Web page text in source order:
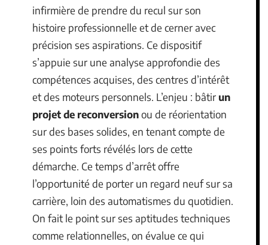
infirmière de prendre du recul sur son
histoire professionnelle et de cerner avec
précision ses aspirations. Ce dispositif
s’appuie sur une analyse approfondie des
compétences acquises, des centres d’intérêt
et des moteurs personnels. L’enjeu : bâtir un
projet de reconversionou de réorientation
sur des bases solides, en tenant compte de
ses points forts révélés lors de cette
démarche. Ce temps d’arrêt offre
l’opportunité de porter un regard neuf sur sa
carrière, loin des automatismes du quotidien.
On fait le point sur ses aptitudes techniques
comme relationnelles, on évalue ce qui